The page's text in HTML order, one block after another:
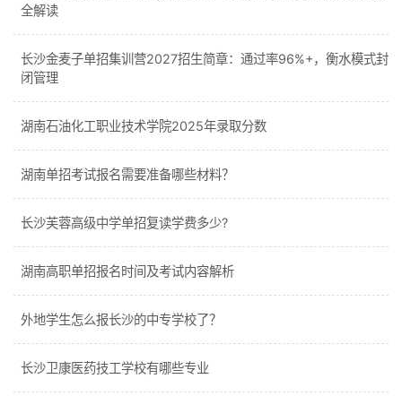
全解读
长沙金麦子单招集训营2027招生简章：通过率96%+，衡水模式封
闭管理
湖南石油化工职业技术学院2025年录取分数
湖南单招考试报名需要准备哪些材料？
长沙芙蓉高级中学单招复读学费多少?
湖南高职单招报名时间及考试内容解析
外地学生怎么报长沙的中专学校了？
长沙卫康医药技工学校有哪些专业